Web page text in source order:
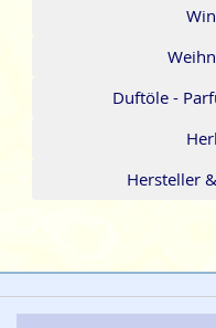
Duftöle -
Hersteller